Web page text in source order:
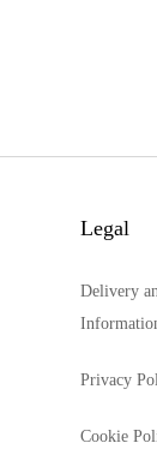
Legal
Delivery
Privacy
Cookie